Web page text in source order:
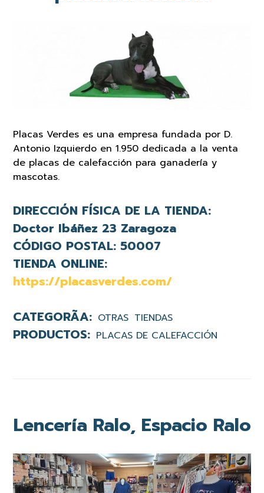
Placas Verdes es una empresa fundada por D.
Antonio Izquierdo en 1.950 dedicada a la venta
de placas de calefacción para ganadería y
mascotas.
DIRECCIÓN FÍSICA DE LA TIENDA:
Doctor Ibáñez 23 Zaragoza
CÓDIGO POSTAL: 50007
TIENDA ONLINE:
https://placasverdes.com/
OTRAS TIENDAS
PLACAS DE CALEFACCIÓN
Lencería Ralo, Espacio Ralo